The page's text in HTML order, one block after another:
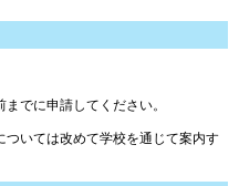
でに申請してください。
ては改めて学校を通じて案内す